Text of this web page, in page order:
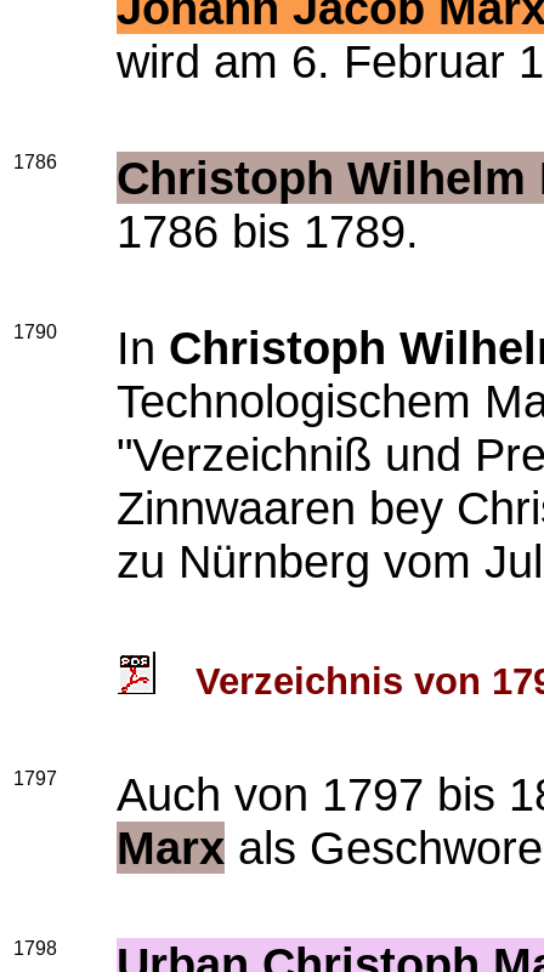
wird am 6. Februar
1786
Christoph Wilhelm
1786 bis 1789.
1790 In Christoph
Technologischem
"Verzeichniß und
Zinnwaaren bey
zu Nürnberg vom
Verzeichnis von
1797
Auch von 1797 bis
Marx als
1798